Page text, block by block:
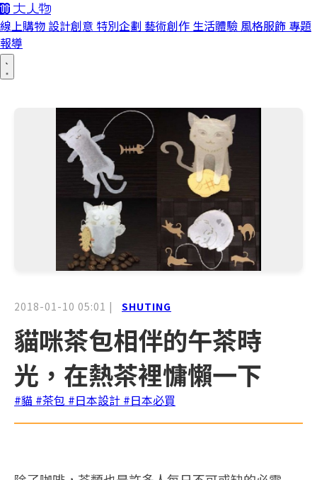
線上購物 設計創意 特別企劃 藝術創作 生活體驗 風格服飾 專題
報導
2018-01-10 05:01 | SHUTING
貓咪茶包相伴的午茶時
光，在熱茶裡慵懶一下
#貓 #茶包 #日本設計 #日本必買